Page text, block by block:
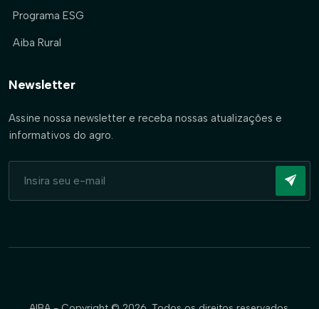
Programa ESG
Aiba Rural
Newsletter
Assine nossa newsletter e receba nossas atualizações e
informativos do agro.